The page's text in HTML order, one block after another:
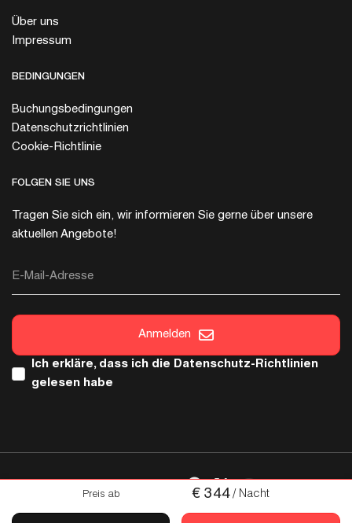
Preis ab € 344 / Nacht
Über uns
Impressum
BEDINGUNGEN
Buchungsbedingungen
Datenschutzrichtlinien
Cookie-Richtlinie
FOLGEN SIE UNS
Tragen Sie sich ein, wir informieren Sie gerne über unsere
aktuellen Angebote!
E-Mail-Adresse
Anmelden
Ich erkläre, dass ich die Datenschutz-Richtlinien
gelesen habe
Urheberrecht © 2026 Italica. Alle Rechte sind reserviert.